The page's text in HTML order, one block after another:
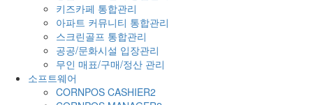
키즈카페 통합관리
아파트 커뮤니티 통합관리
스크린골프 통합관리
공공/문화시설 입장관리
무인 매표/구매/정산 관리
소프트웨어
CORNPOS CASHIER2